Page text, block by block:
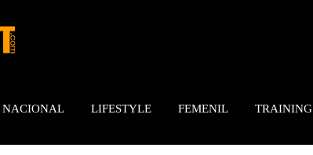
NACIONAL LIFESTYLE FEMENIL TRAINING